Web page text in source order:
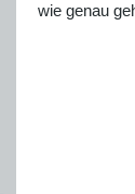
wie genau